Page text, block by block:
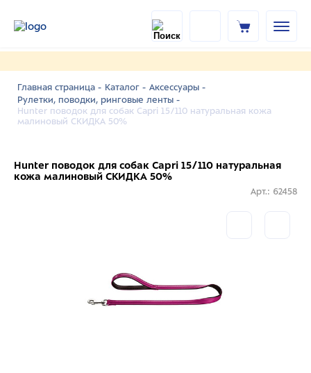
Главная страница - Каталог - Аксессуары -
Рулетки, поводки, ринговые ленты -
Hunter поводок для собак Capri 15/110 натуральная кожа
малиновый СКИДКА 50%
Hunter поводок для собак Capri 15/110 натуральная
кожа малиновый СКИДКА 50%
Арт.: 62458